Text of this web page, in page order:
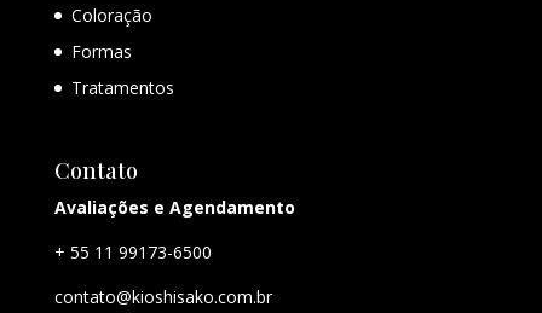
Coloração
Formas
Tratamentos
Contato
Avaliações e Agendamento
+ 55 11 99173-6500
contato@kioshisako.com.br